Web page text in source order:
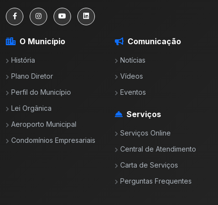
O Município
História
Plano Diretor
Perfil do Município
Lei Orgânica
Aeroporto Municipal
Condomínios Empresariais
Comunicação
Notícias
Vídeos
Eventos
Serviços
Serviços Online
Central de Atendimento
Carta de Serviços
Perguntas Frequentes